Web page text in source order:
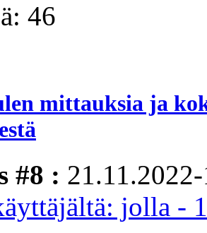
46
mittauksia ja
#8 :
jolla -